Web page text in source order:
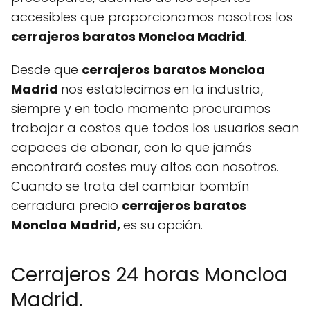
accesibles que proporcionamos nosotros los
cerrajeros baratos Moncloa Madrid.
Desde que cerrajeros baratos Moncloa
Madrid nos establecimos en la industria,
siempre y en todo momento procuramos
trabajar a costos que todos los usuarios sean
capaces de abonar, con lo que jamás
encontrará costes muy altos con nosotros.
Cuando se trata del cambiar bombín
cerradura precio cerrajeros baratos
Moncloa Madrid,es su opción.
Cerrajeros 24 horas Moncloa
Madrid.